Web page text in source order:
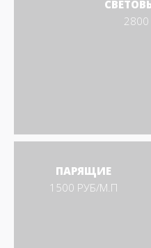
ПАРЯЩИЕ
1500 РУБ/М.П